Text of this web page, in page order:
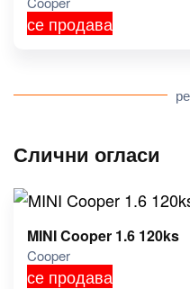
се продава
Слични огласи
MINI Cooper 1.6 120ks
Cooper
се продава